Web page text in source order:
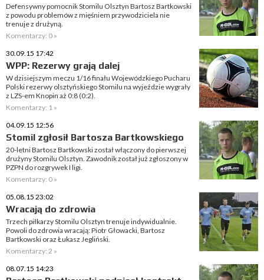
Defensywny pomocnik Stomilu Olsztyn Bartosz Bartkowski
z powodu problemów z mięśniem przywodziciela nie
trenuje z drużyną.
Komentarzy: 0 »
30.09.15 17:42
WPP: Rezerwy grają dalej
W dzisiejszym meczu 1/16 finału Wojewódzkiego Pucharu
Polski rezerwy olsztyńskiego Stomilu na wyjeździe wygrały
z LZS-em Knopin aż 0:8 (0:2).
Komentarzy: 1 »
04.09.15 12:56
Stomil zgłosił Bartosza Bartkowskiego
20-letni Bartosz Bartkowski został włączony do pierwszej
drużyny Stomilu Olsztyn. Zawodnik został już zgłoszony w
PZPN do rozgrywek I ligi.
Komentarzy: 0 »
05.08.15 23:02
Wracają do zdrowia
Trzech piłkarzy Stomilu Olsztyn trenuje indywidualnie.
Powoli do zdrowia wracają: Piotr Głowacki, Bartosz
Bartkowski oraz Łukasz Jegliński.
Komentarzy: 2 »
08.07.15 14:23